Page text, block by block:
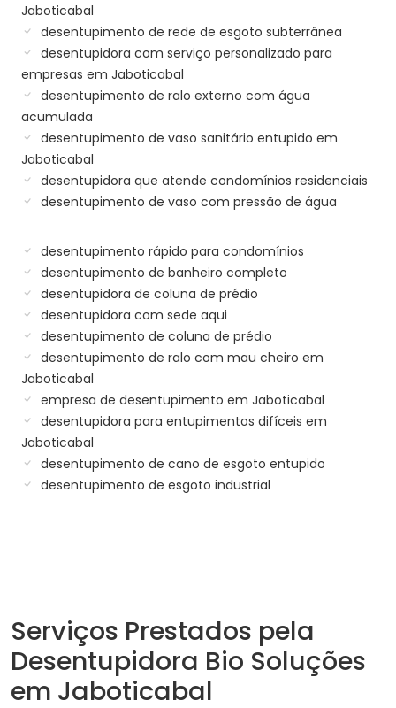
Jaboticabal
desentupimento de rede de esgoto subterrânea
desentupidora com serviço personalizado para
empresas em Jaboticabal
desentupimento de ralo externo com água
acumulada
desentupimento de vaso sanitário entupido em
Jaboticabal
desentupidora que atende condomínios residenciais
desentupimento de vaso com pressão de água
desentupimento rápido para condomínios
desentupimento de banheiro completo
desentupidora de coluna de prédio
desentupidora com sede aqui
desentupimento de coluna de prédio
desentupimento de ralo com mau cheiro em
Jaboticabal
empresa de desentupimento em Jaboticabal
desentupidora para entupimentos difíceis em
Jaboticabal
desentupimento de cano de esgoto entupido
desentupimento de esgoto industrial
Serviços Prestados pela
Desentupidora Bio Soluções
em Jaboticabal